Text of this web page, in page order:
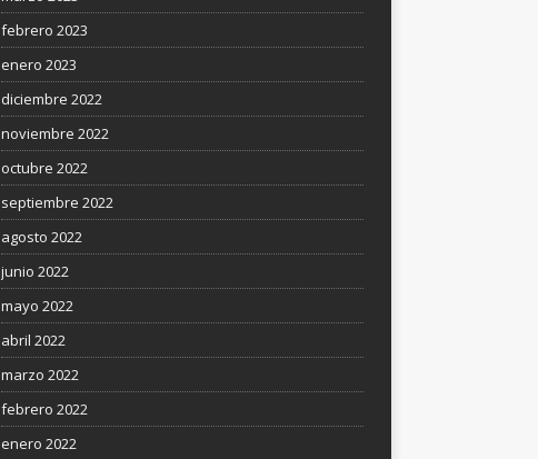
febrero 2023
enero 2023
diciembre 2022
noviembre 2022
octubre 2022
septiembre 2022
agosto 2022
junio 2022
mayo 2022
abril 2022
marzo 2022
febrero 2022
enero 2022